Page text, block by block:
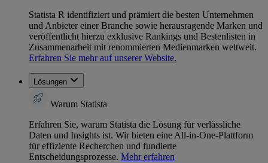
Statista R identifiziert und prämiert die besten Unternehmen
und Anbieter einer Branche sowie herausragende Marken und
veröffentlicht hierzu exklusive Rankings und Bestenlisten in
Zusammenarbeit mit renommierten Medienmarken weltweit.
Erfahren Sie mehr auf unserer Website.
Lösungen
Warum Statista
Erfahren Sie, warum Statista die Lösung für verlässliche
Daten und Insights ist. Wir bieten eine All-in-One-Plattform
für effiziente Recherchen und fundierte
Entscheidungsprozesse. Mehr erfahren